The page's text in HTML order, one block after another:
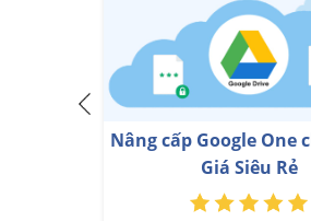
Nâng cấp tài khoản
Advanced